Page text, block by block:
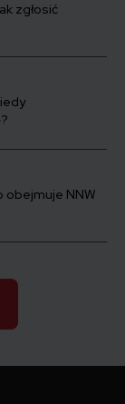
zgłosić
obejmuje NNW